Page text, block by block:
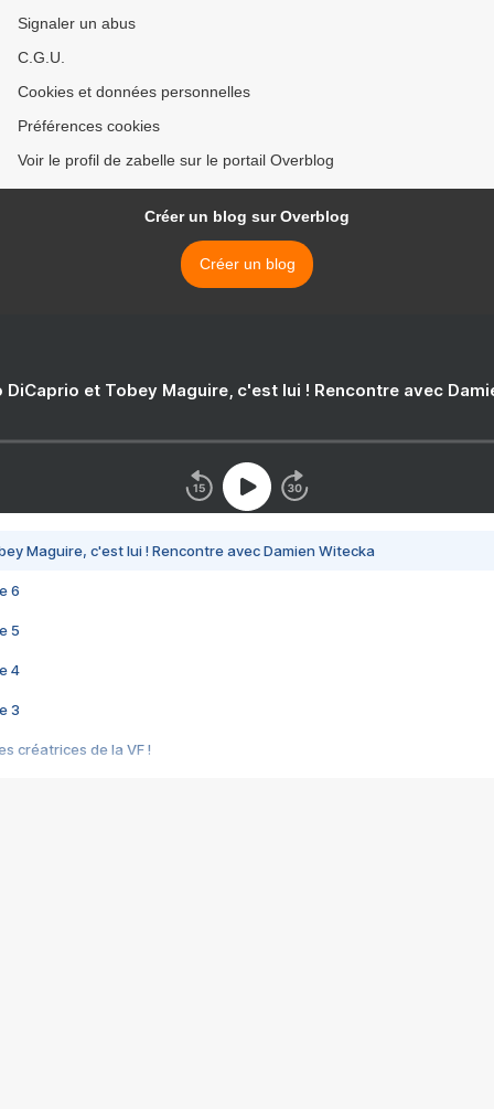
Signaler un abus
C.G.U.
Cookies et données personnelles
Préférences cookies
Voir le profil de zabelle sur le portail Overblog
Créer un blog sur Overblog
Créer un blog
DiCaprio et Tobey Maguire, c'est lui ! Rencontre avec
Maguire, c'est lui ! Rencontre avec Damien Witecka
6
5
4
3
créatrices de la VF !